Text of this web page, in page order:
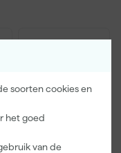
soorten cookies en
het goed
van de